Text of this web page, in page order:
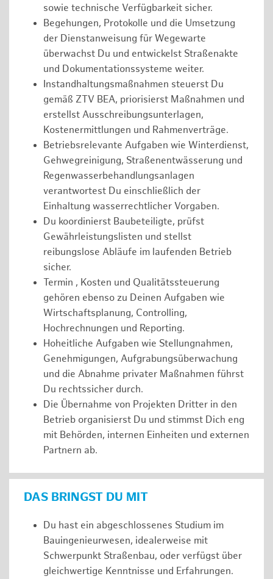
sowie technische Verfügbarkeit sicher.
Begehungen, Protokolle und die Umsetzung
der Dienstanweisung für Wegewarte
überwachst Du und entwickelst Straßenakte
und Dokumentationssysteme weiter.
Instandhaltungsmaßnahmen steuerst Du
gemäß ZTV BEA, priorisierst Maßnahmen und
erstellst Ausschreibungsunterlagen,
Kostenermittlungen und Rahmenverträge.
Betriebsrelevante Aufgaben wie Winterdienst,
Gehwegreinigung, Straßenentwässerung und
Regenwasserbehandlungsanlagen
verantwortest Du einschließlich der
Einhaltung wasserrechtlicher Vorgaben.
Du koordinierst Baubeteiligte, prüfst
Gewährleistungslisten und stellst
reibungslose Abläufe im laufenden Betrieb
sicher.
Termin , Kosten und Qualitätssteuerung
gehören ebenso zu Deinen Aufgaben wie
Wirtschaftsplanung, Controlling,
Hochrechnungen und Reporting.
Hoheitliche Aufgaben wie Stellungnahmen,
Genehmigungen, Aufgrabungsüberwachung
und die Abnahme privater Maßnahmen führst
Du rechtssicher durch.
Die Übernahme von Projekten Dritter in den
Betrieb organisierst Du und stimmst Dich eng
mit Behörden, internen Einheiten und externen
Partnern ab.
DAS BRINGST DU MIT
Du hast ein abgeschlossenes Studium im
Bauingenieurwesen, idealerweise mit
Schwerpunkt Straßenbau, oder verfügst über
gleichwertige Kenntnisse und Erfahrungen.